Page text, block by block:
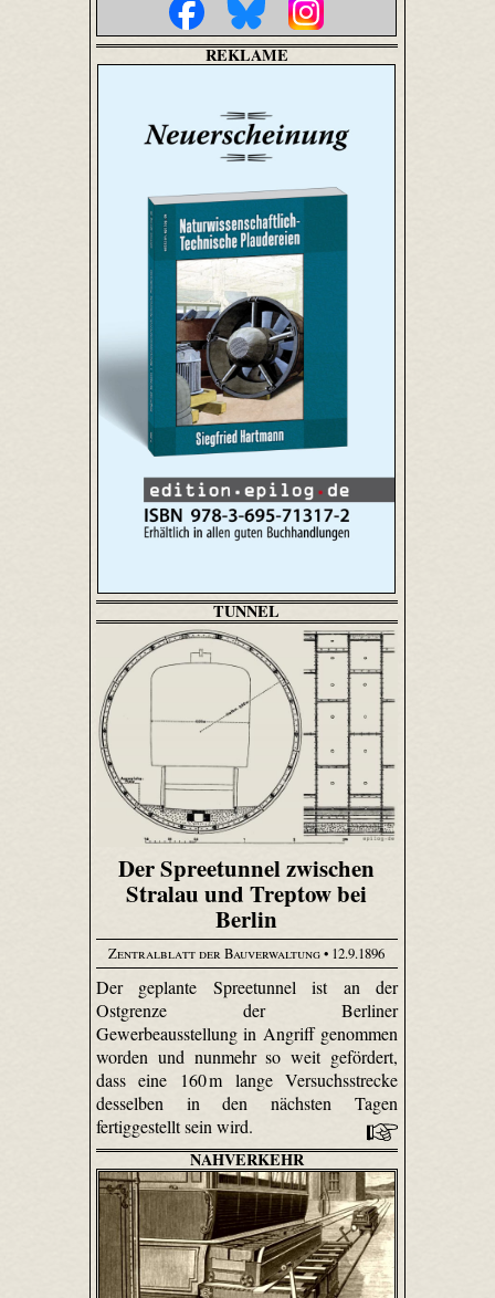
REKLAME
TUNNEL
Der Spreetunnel zwischen
Stralau und Treptow bei
Berlin
Zentralblatt der Bauverwaltung• 12.9.1896
Der geplante Spree­tunnel ist an der
Ostgrenze der Berliner
Gewerbeausstellung in Angriff genommen
worden und nunmehr so weit gefördert,
dass eine 160 m lange Versuchsstrecke
desselben in den nächsten Tagen
fertiggestellt sein wird.
NAHVERKEHR